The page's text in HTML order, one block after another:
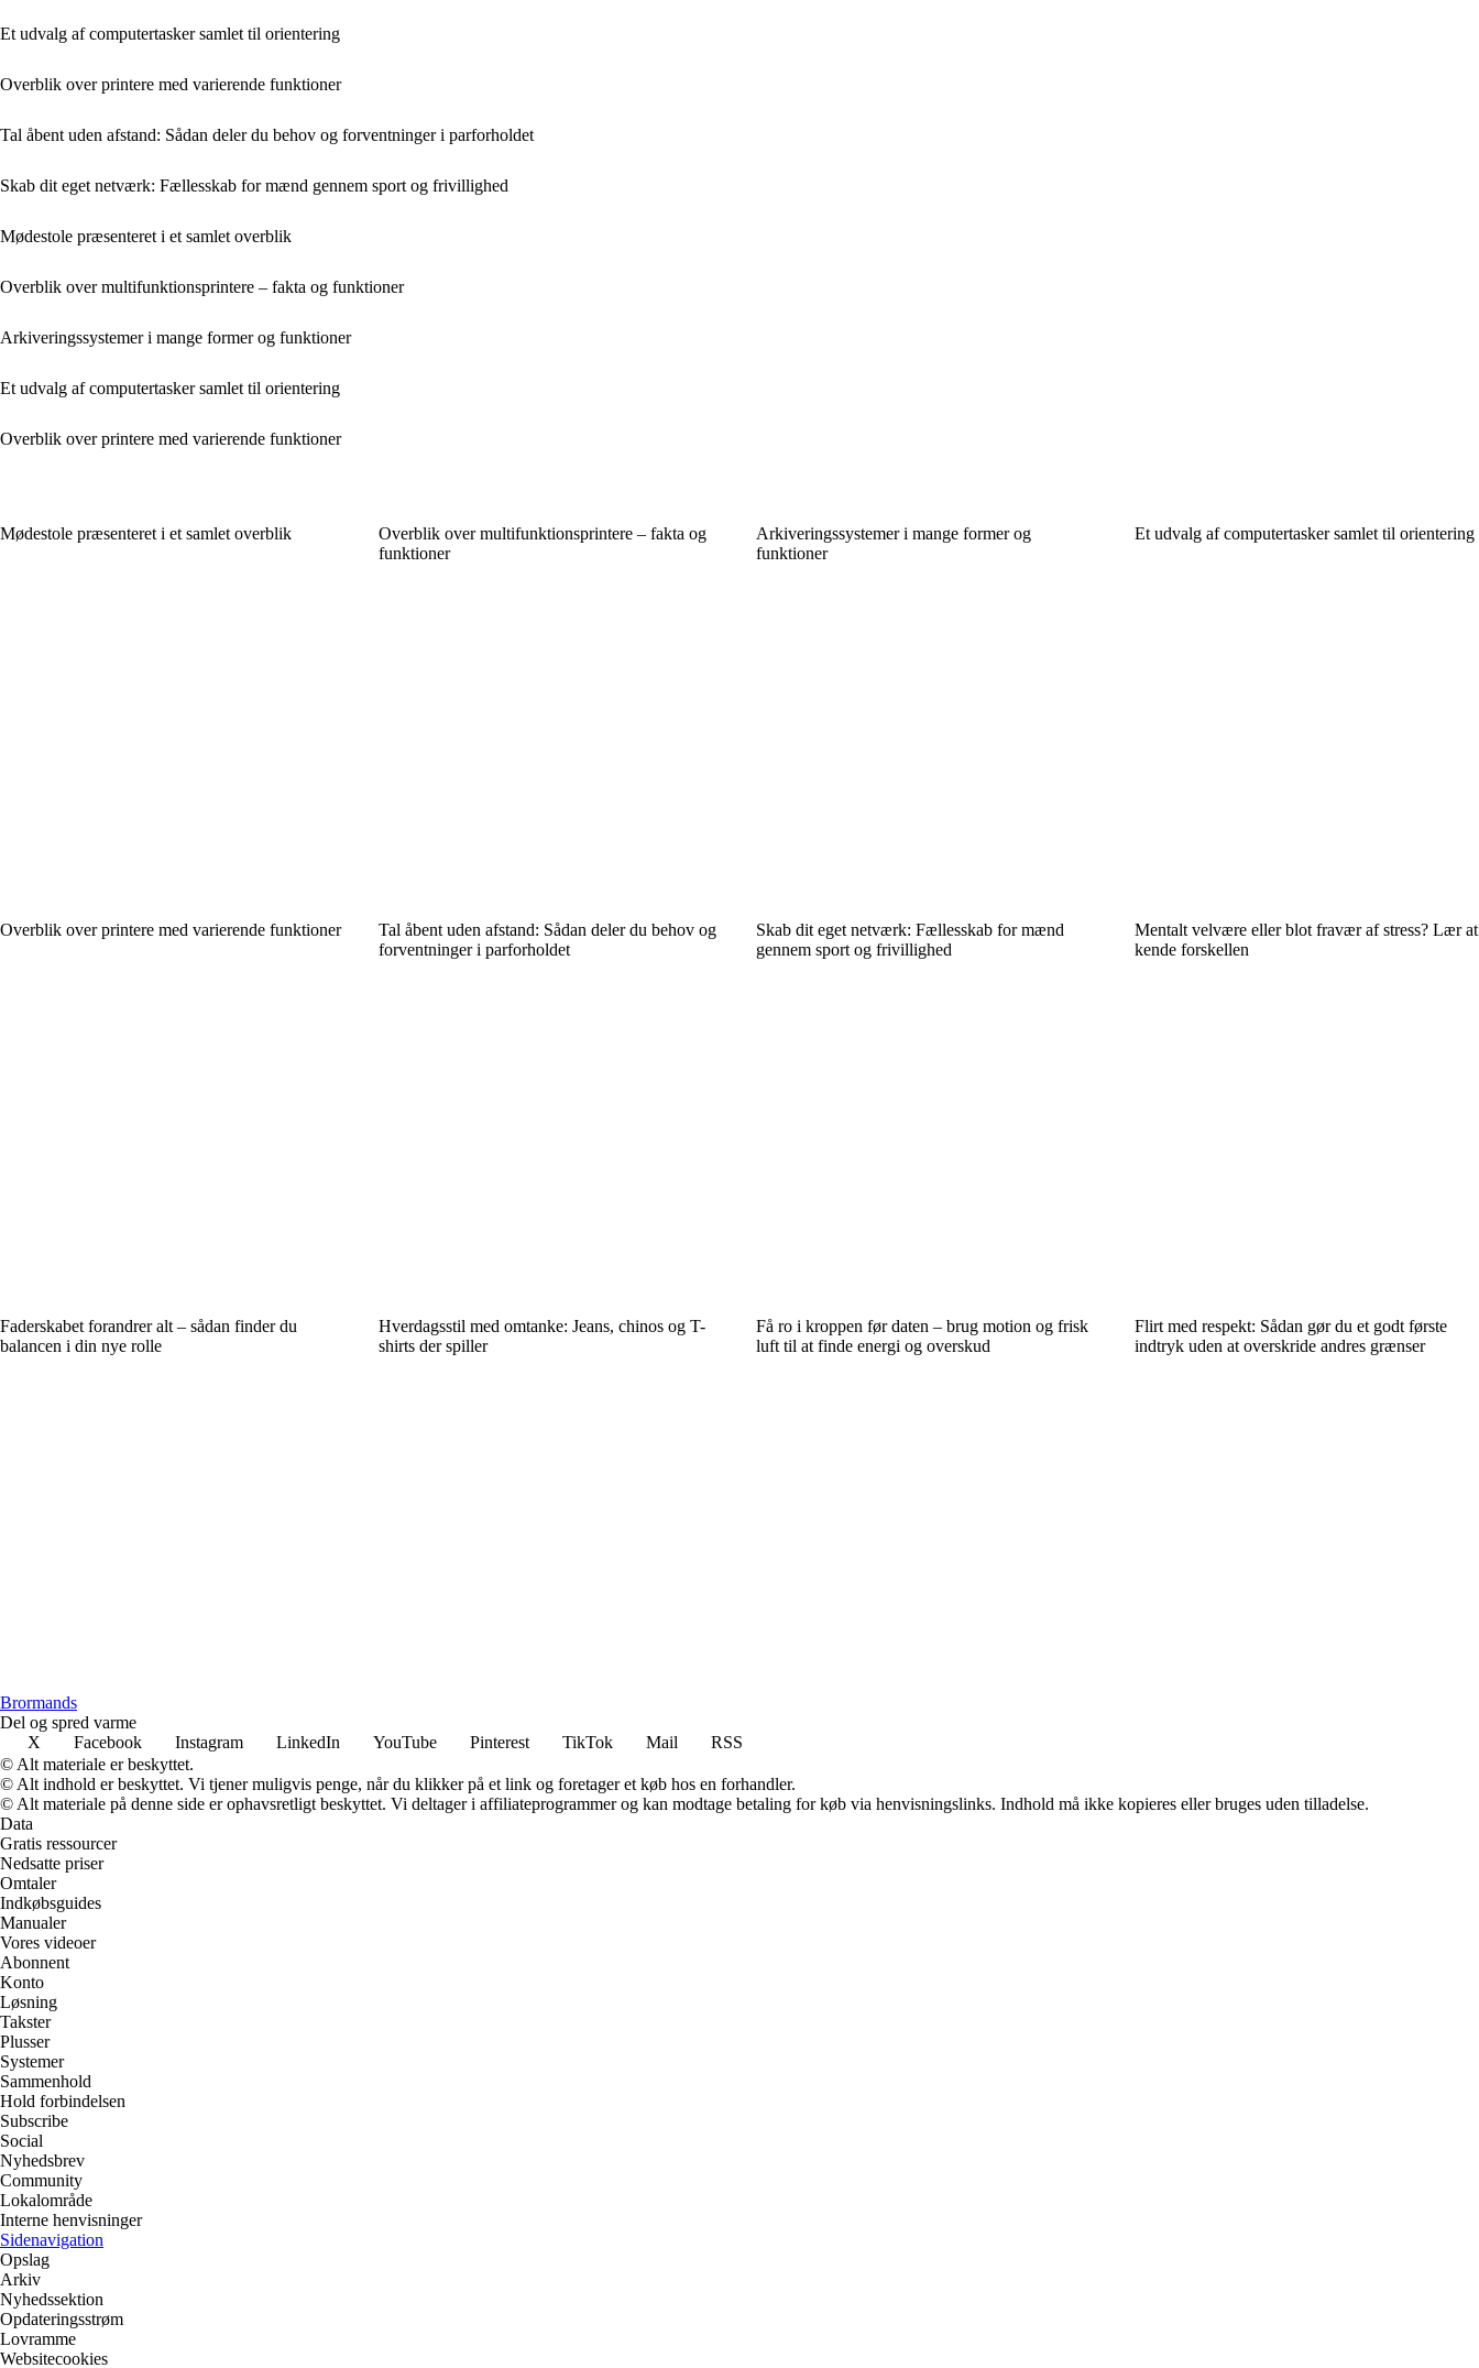
Et udvalg af computertasker samlet til orientering
Overblik over printere med varierende funktioner
Tal åbent uden afstand: Sådan deler du behov og forventninger i parforholdet
Skab dit eget netværk: Fællesskab for mænd gennem sport og frivillighed
Mødestole præsenteret i et samlet overblik
Overblik over multifunktionsprintere – fakta og funktioner
Arkiveringssystemer i mange former og funktioner
Et udvalg af computertasker samlet til orientering
Overblik over printere med varierende funktioner
Mødestole præsenteret i et samlet overblik
Overblik over multifunktionsprintere – fakta og
funktioner
Arkiveringssystemer i mange former og
funktioner
Et udvalg af computertasker samlet til orientering
Overblik over printere med varierende funktioner
Tal åbent uden afstand: Sådan deler du behov og
forventninger i parforholdet
Skab dit eget netværk: Fællesskab for mænd
gennem sport og frivillighed
Mentalt velvære eller blot fravær af stress? Lær at
kende forskellen
Faderskabet forandrer alt – sådan finder du
balancen i din nye rolle
Hverdagsstil med omtanke: Jeans, chinos og T-
shirts der spiller
Få ro i kroppen før daten – brug motion og frisk
luft til at finde energi og overskud
Flirt med respekt: Sådan gør du et godt første
indtryk uden at overskride andres grænser
Brormands
Del og spred varme
X
Facebook Instagram LinkedIn YouTube Pinterest TikTok Mail
RSS
© Alt materiale er beskyttet.
© Alt indhold er beskyttet. Vi tjener muligvis penge, når du klikker på et link og foretager et køb hos en forhandler.
© Alt materiale på denne side er ophavsretligt beskyttet. Vi deltager i affiliateprogrammer og kan modtage betaling for køb via henvisningslinks. Indhold må ikke kopieres eller bruges uden tilladelse.
Data
Gratis ressourcer
Nedsatte priser
Omtaler
Indkøbsguides
Manualer
Vores videoer
Abonnent
Konto
Løsning
Takster
Plusser
Systemer
Sammenhold
Hold forbindelsen
Subscribe
Social
Nyhedsbrev
Community
Lokalområde
Interne henvisninger
Sidenavigation
Opslag
Arkiv
Nyhedssektion
Opdateringsstrøm
Lovramme
Websitecookies